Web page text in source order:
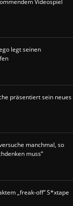
legt seinen
präsentiert sein neues
manchmal, so
muss“
„freak-off“ S*xtape